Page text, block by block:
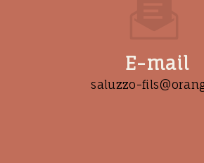
E-mail
saluzzo-